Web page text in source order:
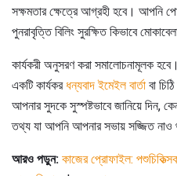
সক্ষমতার ক্ষেত্রে আগ্রহী হবে। আপনি
পুনরাবৃত্তি বিলিং সুরক্ষিত কিভাবে
কার্যকরী অনুসরণ করা সমালোচনামূলক
একটি কার্যকর ধন্যবাদ ইমেইল বার্তা বা
আপনার সুদকে সুস্পষ্টভাবে জানিয়ে দিন,
তথ্য যা আপনি আপনার সভায় সজ্জিত নাও
আরও পড়ুন: কাজের প্রোফাইল: